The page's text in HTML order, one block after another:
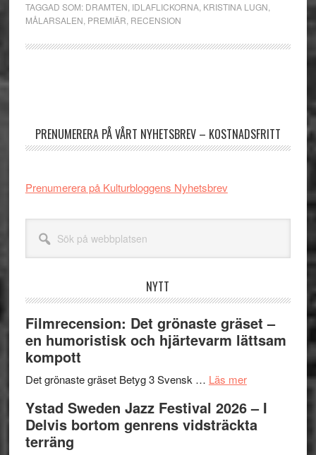
TAGGAD SOM: DRAMTEN IDLAFLICKORNA, KRISTINA LUGN
MÅLARSALEN PREMIÄR RECENSION
PRENUMERERA PÅ VÅRT NYHETSBREV – KOSTNADSFRITT
Prenumerera på Kulturbloggens Nyhetsbrev
webbplatsen
NYTT
Filmrecension: Det grönaste gräset –
en humoristisk och hjärtevarm lättsam
kompott
Det grönaste gräset Betyg 3 Svensk … Läs merom
Det
grönaste
Ystad Sweden Jazz Festival 2026 – I
Delvis bortom genrens vidsträckta
terräng